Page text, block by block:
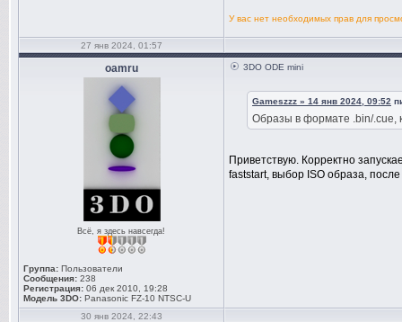
У вас нет необходимых прав для
27 янв 2024, 01:57
oamru
Всё, я здесь навсегда!
Группа: Пользователи
Сообщения: 238
Регистрация: 06 дек 2010, 19:28
Модель 3DO: Panasonic FZ-10 NTSC-U
3DO ODE mini
Gameszzz » 14 янв 2024, 09:52
Образы в формате .bin/.cue,
Приветствую. Корректно
faststart, выбор ISO образа, после
30 янв 2024, 22:43